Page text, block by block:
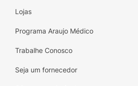
Isopropyl
Benzyl Alcohol, Caprylyl Glycol,
Pentaerithrityl Tetra-di-t-Butyl
Cinnamal,Vinegar³, Lavandula
Lojas
Programa Araujo Médico
Trabalhe Conosco
Seja um fornecedor